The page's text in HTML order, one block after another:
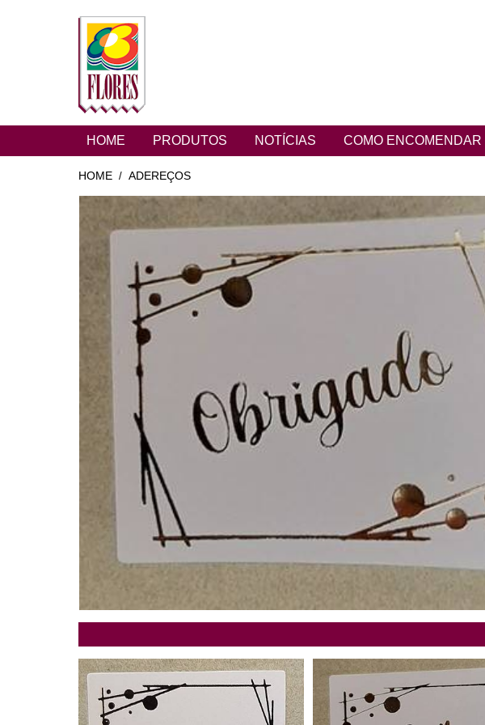
HOME PRODUTOS NOTÍCIAS COMO ENCOMENDAR
HOME / ADEREÇOS